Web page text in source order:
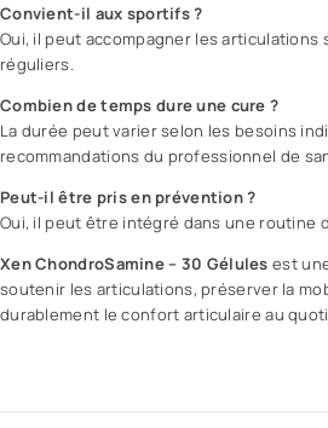
Convient-il aux sportifs ?
Oui, il peut accompagner les
réguliers.
Combien de temps dure une cure ?
La durée peut varier selon les besoins
recommandations du professionnel de
Peut-il être pris en prévention ?
Oui, il peut être intégré dans une routine
Xen ChondroSamine – 30 Gélules est
soutenir les articulations, préserver la
durablement le confort articulaire au